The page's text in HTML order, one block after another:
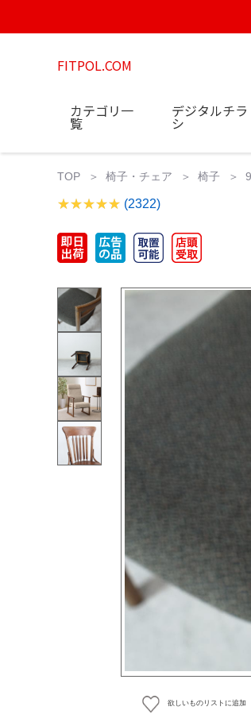
FITPOL.COM
カテゴリ一
覧
デジタルチラ
シ
TOP 椅子・チェア 椅子
(2322)
欲しいものリストに追加